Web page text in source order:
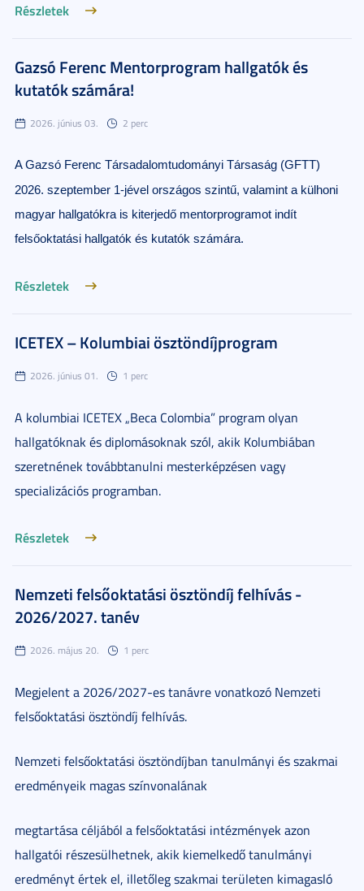
Részletek
Gazsó Ferenc Mentorprogram hallgatók és
kutatók számára!
2026. június 03. 2 perc
A Gazsó Ferenc Társadalomtudományi Társaság (GFTT)
2026. szeptember 1-jével országos szintű, valamint a külhoni
magyar hallgatókra is kiterjedő mentorprogramot indít
felsőoktatási hallgatók és kutatók számára.
Részletek
ICETEX – Kolumbiai ösztöndíjprogram
2026. június 01. 1 perc
A kolumbiai ICETEX „Beca Colombia” program olyan
hallgatóknak és diplomásoknak szól, akik Kolumbiában
szeretnének továbbtanulni mesterképzésen vagy
specializációs programban.
Részletek
Nemzeti felsőoktatási ösztöndíj felhívás -
2026/2027. tanév
2026. május 20. 1 perc
Megjelent a 2026/2027-es tanávre vonatkozó Nemzeti
felsőoktatási ösztöndíj felhívás.
Nemzeti felsőoktatási ösztöndíjban tanulmányi és szakmai
eredményeik magas színvonalának
megtartása céljából a felsőoktatási intézmények azon
hallgatói részesülhetnek, akik kiemelkedő tanulmányi
eredményt értek el, illetőleg szakmai területen kimagasló